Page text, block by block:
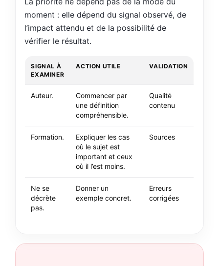
moment : elle dépend du signal observé, de
l’impact attendu et de la possibilité de
vérifier le résultat.
SIGNAL À
EXAMINER
ACTION UTILE VALIDATION
Auteur.
Commencer par
une définition
compréhensible.
Qualité
contenu
Formation.
Expliquer les cas
où le sujet est
important et ceux
où il l’est moins.
Sources
Ne se
décrète
pas.
Donner un
exemple concret.
Erreurs
corrigées